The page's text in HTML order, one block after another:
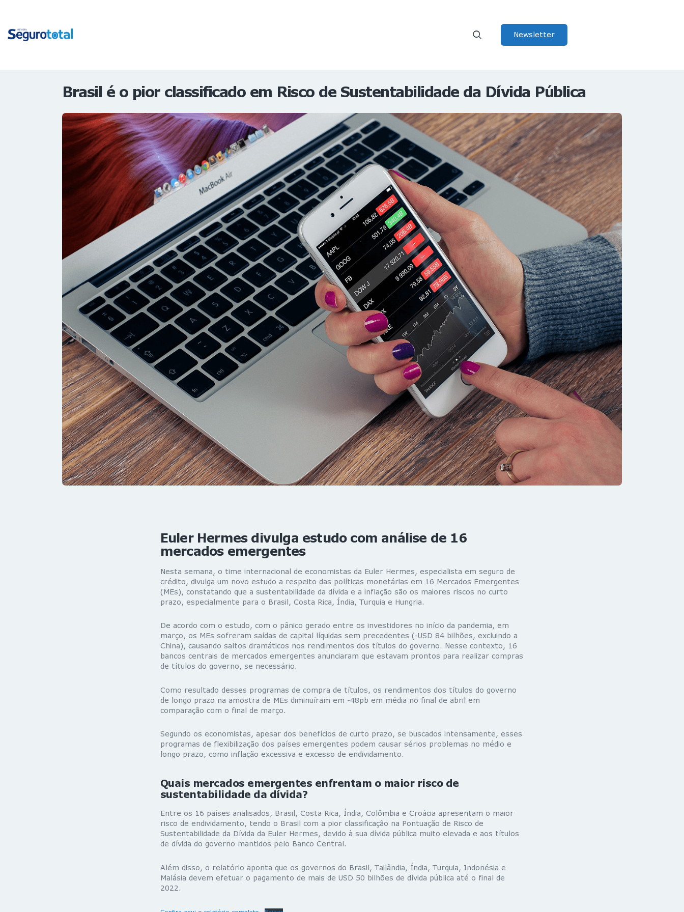
Newsletter
Brasil é o pior classificado em Risco de Sustentabilidade da Dívida Pública
Euler Hermes divulga estudo com análise de 16
mercados emergentes
Nesta semana, o time internacional de economistas da Euler Hermes, especialista em seguro de
crédito, divulga um novo estudo a respeito das políticas monetárias em 16 Mercados Emergentes
(MEs), constatando que a sustentabilidade da dívida e a inflação são os maiores riscos no curto
prazo, especialmente para o Brasil, Costa Rica, Índia, Turquia e Hungria.
De acordo com o estudo, com o pânico gerado entre os investidores no início da pandemia, em
março, os MEs sofreram saídas de capital líquidas sem precedentes (-USD 84 bilhões, excluindo a
China), causando saltos dramáticos nos rendimentos dos títulos do governo. Nesse contexto, 16
bancos centrais de mercados emergentes anunciaram que estavam prontos para realizar compras
de títulos do governo, se necessário.
Como resultado desses programas de compra de títulos, os rendimentos dos títulos do governo
de longo prazo na amostra de MEs diminuíram em -48pb em média no final de abril em
comparação com o final de março.
Segundo os economistas, apesar dos benefícios de curto prazo, se buscados intensamente, esses
programas de flexibilização dos países emergentes podem causar sérios problemas no médio e
longo prazo, como inflação excessiva e excesso de endividamento.
Quais mercados emergentes enfrentam o maior risco de
sustentabilidade da dívida?
Entre os 16 países analisados, Brasil, Costa Rica, Índia, Colômbia e Croácia apresentam o maior
risco de endividamento, tendo o Brasil com a pior classificação na Pontuação de Risco de
Sustentabilidade da Dívida da Euler Hermes, devido à sua dívida pública muito elevada e aos títulos
de dívida do governo mantidos pelo Banco Central.
Além disso, o relatório aponta que os governos do Brasil, Tailândia, Índia, Turquia, Indonésia e
Malásia devem efetuar o pagamento de mais de USD 50 bilhões de dívida pública até o final de
2022.